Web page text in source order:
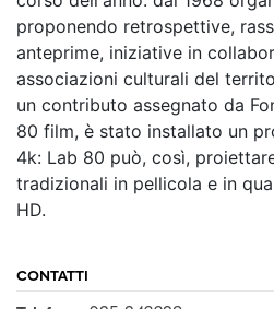
proponendo retrospettive,
anteprime, iniziative in
associazioni culturali del
un contributo assegnato da
80 film, è stato installato un
4k: Lab 80 può, così,
tradizionali in pellicola e in
HD.
CONTATTI